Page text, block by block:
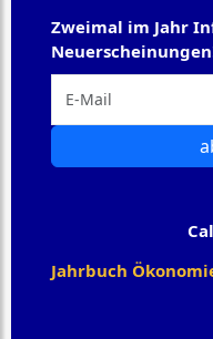
Zweimal im Jahr
Jahrbuch